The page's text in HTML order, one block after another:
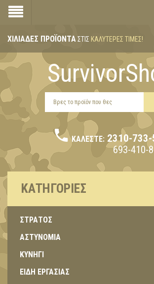
ΧΙΛΙΆΔΕΣ ΠΡΟΪΌΝΤΑΣΤΙΣ ΚΑΛΎΤΕΡΕΣ ΤΙΜΈΣ!
ΚΑΛΈΣΤΕ: 2310-
693-410-
ΚΑΤΗΓΟΡΊΕΣ
ΣΤΡΑΤΟΣ
ΑΣΤΥΝΟΜΙΑ
ΚΥΝΗΓΙ
ΕΙΔΗ ΕΡΓΑΣΙΑΣ